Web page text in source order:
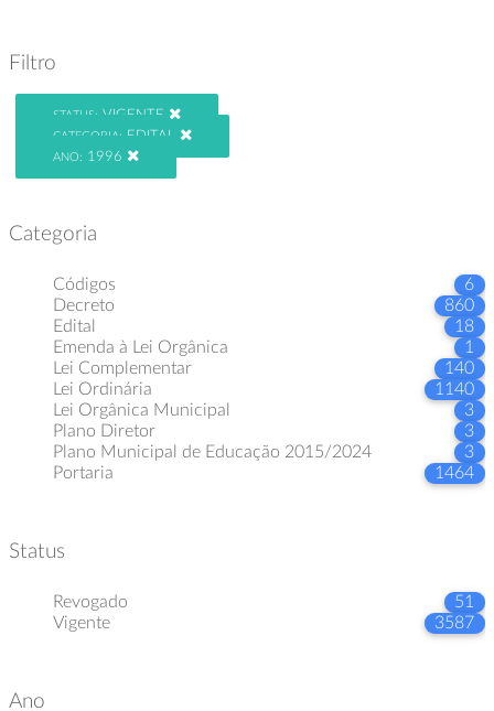
Filtro
STATUS: VIGENTE
CATEGORIA: EDITAL
ANO: 1996
Categoria
Códigos
6
Decreto
860
Edital
18
Emenda à Lei Orgânica
1
Lei Complementar
140
Lei Ordinária
1140
Lei Orgânica Municipal
3
Plano Diretor
3
Plano Municipal de Educação 2015/2024
3
Portaria
1464
Status
Revogado
51
Vigente
3587
Ano